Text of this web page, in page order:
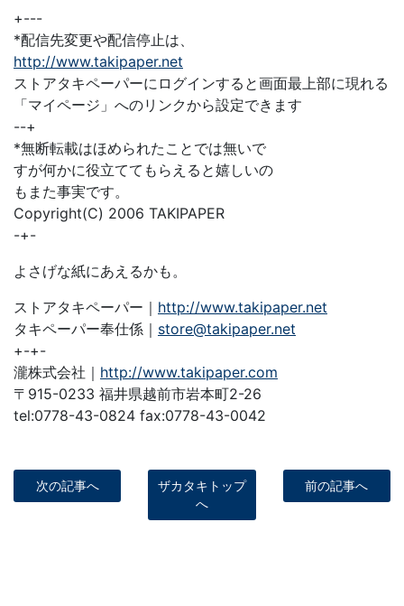
+---
*配信先変更や配信停止は、
http://www.takipaper.net
ストアタキペーパーにログインすると画面最上部に現れる
「マイページ」へのリンクから設定できます
--+
*無断転載はほめられたことでは無いで
すが何かに役立ててもらえると嬉しいの
もまた事実です。
Copyright(C) 2006 TAKIPAPER
-+-
よさげな紙にあえるかも。
ストアタキペーパー｜ http://www.takipaper.net
タキペーパー奉仕係｜ store@takipaper.net
+-+-
瀧株式会社｜ http://www.takipaper.com
〒915-0233 福井県越前市岩本町2-26
tel:0778-43-0824 fax:0778-43-0042
次の記事へ
ザカタキトップ
へ
前の記事へ